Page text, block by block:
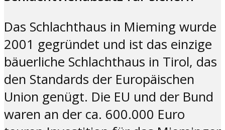
Das Schlachthaus in Mieming wurde
2001 gegründet und ist das einzige
bäuerliche Schlachthaus in Tirol, das
den Standards der Europäischen
Union genügt. Die EU und der Bund
waren an der ca. 600.000 Euro